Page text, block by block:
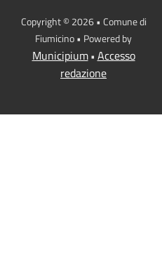
Copyright © 2026 • Comune di
Fiumicino • Powered by
Municipium• Accesso
redazione